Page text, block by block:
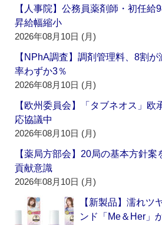
【人事院】公務員薬剤師・初任給
昇給幅縮小
2026年08月10日 (月)
【NPhA調査】調剤管理料、8割
率わずか3％
2026年08月10日 (月)
【欧州委員会】「タブネオス」欧
応協議中
2026年08月10日 (月)
【薬局方部会】20局の基本方針案
貢献意識
2026年08月10日 (月)
【新製品】濡れツ
ンド「Me＆Her」